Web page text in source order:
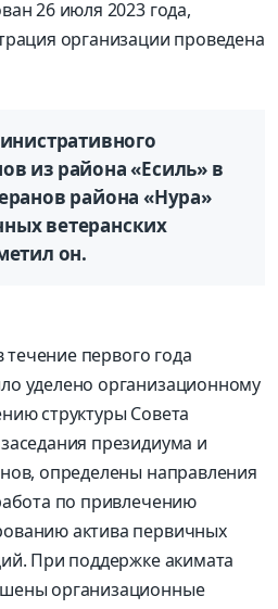
26 июля 2023 года,
организации проведена
из района «Есиль» в
района «Нура»
ветеранских
он.
течение первого года
уделено организационному
структуры Совета
президиума и
определены направления
по привлечению
актива первичных
При поддержке акимата
организационные